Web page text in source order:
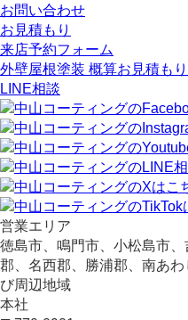
お問い合わせ
お見積もり
来店予約フォーム
外壁屋根塗装 概算お見積もり
LINE相談
営業エリア
徳島市、鳴門市、小松島市
郡、名西郡、勝浦郡、南あ
び周辺地域
本社